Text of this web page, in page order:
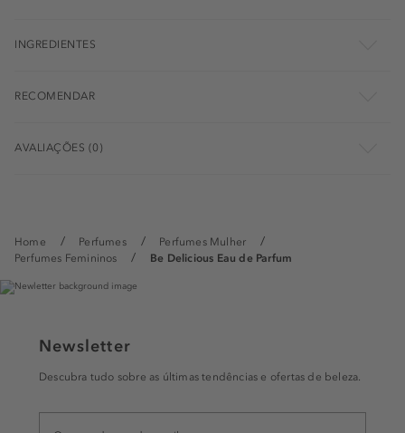
Home Perfumes
Perfumes Mulher
Perfumes Femininos
Be Delicious Eau de Parfum
INGREDIENTES
RECOMENDAR
AVALIAÇÕES (0)
Newsletter
Descubra tudo sobre as últimas tendências e ofertas de beleza.